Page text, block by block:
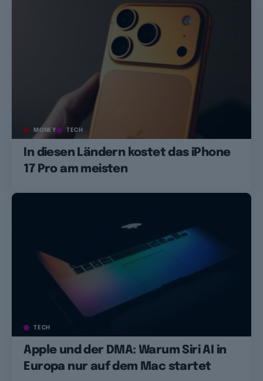
MONEY TECH
In diesen Ländern kostet das iPhone
17 Pro am meisten
TECH
Apple und der DMA: Warum Siri AI in
Europa nur auf dem Mac startet